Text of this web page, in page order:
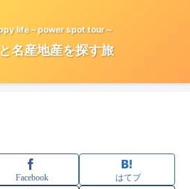
life～power spot tour～
名産地産を探す旅
Facebook はてブ